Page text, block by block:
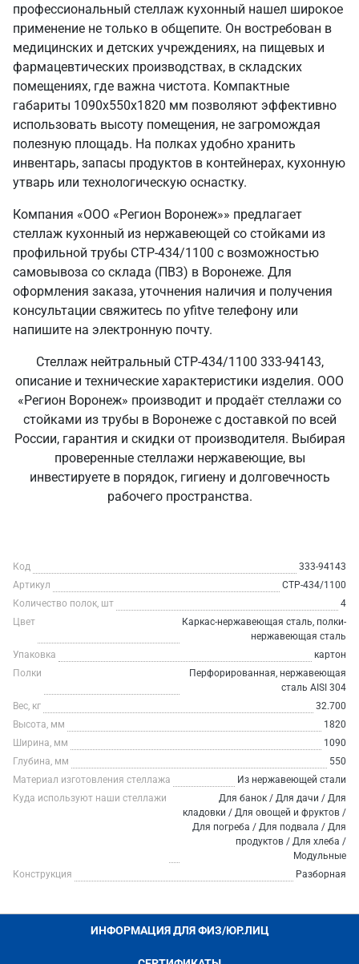
профессиональный стеллаж кухонный нашел широкое
применение не только в общепите. Он востребован в
медицинских и детских учреждениях, на пищевых и
фармацевтических производствах, в складских
помещениях, где важна чистота. Компактные
габариты 1090х550х1820 мм позволяют эффективно
использовать высоту помещения, не загромождая
полезную площадь. На полках удобно хранить
инвентарь, запасы продуктов в контейнерах, кухонную
утварь или технологическую оснастку.
Компания «ООО «Регион Воронеж»» предлагает
стеллаж кухонный из нержавеющей со стойками из
профильной трубы СТР-434/1100 с возможностью
самовывоза со склада (ПВЗ) в Воронеже. Для
оформления заказа, уточнения наличия и получения
консультации свяжитесь по yfitve телефону или
напишите на электронную почту.
Стеллаж нейтральный СТР-434/1100 333-94143,
описание и технические характеристики изделия. ООО
«Регион Воронеж» производит и продаёт стеллажи со
стойками из трубы в Воронеже с доставкой по всей
России, гарантия и скидки от производителя. Выбирая
проверенные стеллажи нержавеющие, вы
инвестируете в порядок, гигиену и долговечность
рабочего пространства.
Код
333-94143
Артикул
СТР-434/1100
Количество полок, шт
4
Цвет
Каркас-нержавеющая сталь, полки-
нержавеющая сталь
Упаковка
картон
Полки
Перфорированная, нержавеющая
сталь AISI 304
Вес, кг
32.700
Высота, мм
1820
Ширина, мм
1090
Глубина, мм
550
Материал изготовления стеллажа
Из нержавеющей стали
Куда используют наши стеллажи
Для банок / Для дачи / Для
кладовки / Для овощей и фруктов /
Для погреба / Для подвала / Для
продуктов / Для хлеба /
Модульные
Конструкция
Разборная
ИНФОРМАЦИЯ ДЛЯ ФИЗ/ЮР.ЛИЦ